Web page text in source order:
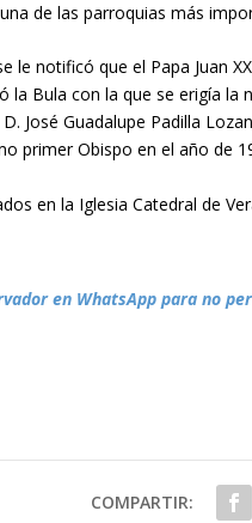
de las parroquias más
le notificó que el Papa Juan
la Bula con la que se erigía la
José Guadalupe Padilla
primer Obispo en el año de
en la Iglesia Catedral de
en WhatsApp para no
COMPARTIR: